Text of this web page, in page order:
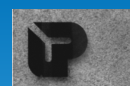
Universidade
Popular do
Porto
Associação
Cultural